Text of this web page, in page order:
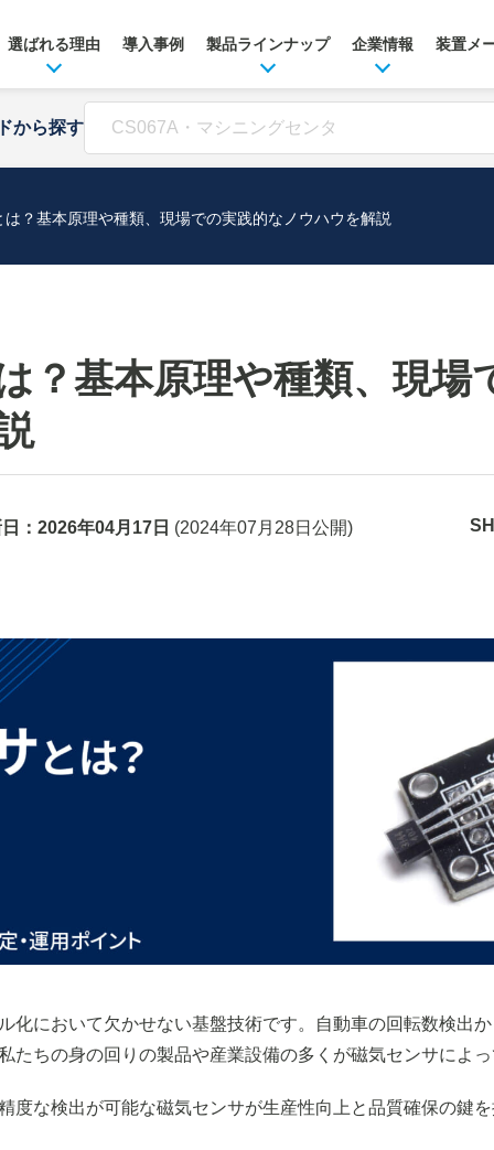
選ばれる理由 導入事例 製品ラインナップ 企業情報 装置メ
から探す
は？基本原理や種類、現場での実践的なノウハウを解説
？基本原理や種類、現場
： 2026年04月17日 (2024年07月28日 公開)
化において欠かせない基盤技術です。自動車の回転数検出
たちの身の回りの製品や産業設備の多くが磁気センサによ
度な検出が可能な磁気センサが生産性向上と品質確保の鍵